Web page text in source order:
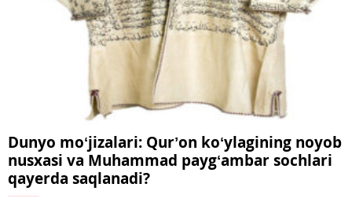
Dunyo moʻjizalari: Qurʼon koʻylagining noyob
nusxasi va Muhammad paygʻambar sochlari
qayerda saqlanadi?